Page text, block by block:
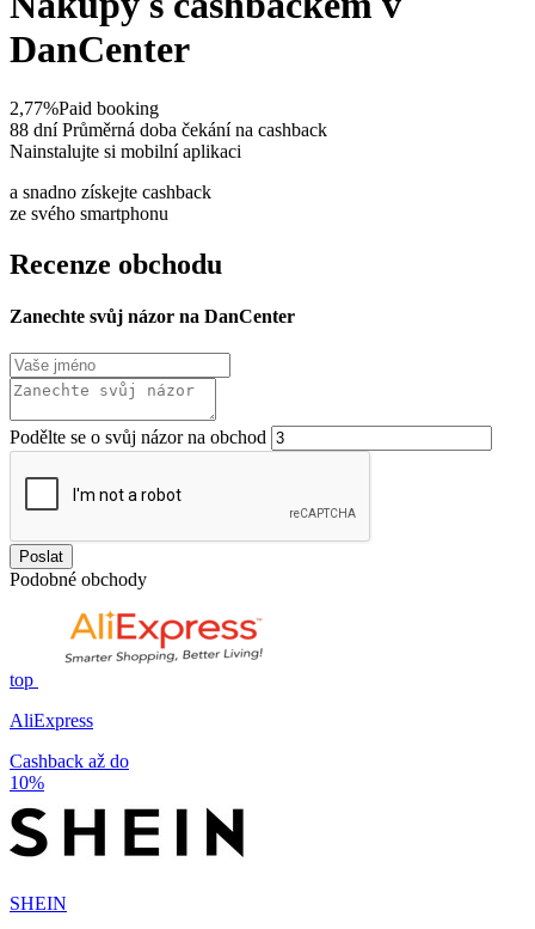
DanCenter
2,77%Paid booking
88 dní Průměrná doba čekání na cashback
Nainstalujte si mobilní aplikaci
a snadno získejte cashback
ze svého smartphonu
Recenze obchodu
Zanechte svůj názor na DanCenter
Podělte se o svůj názor na obchod
Poslat
Podobné obchody
top
AliExpress
Cashback až do
10%
SHEIN